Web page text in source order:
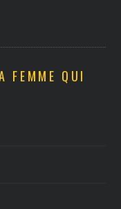
FEMME QUI